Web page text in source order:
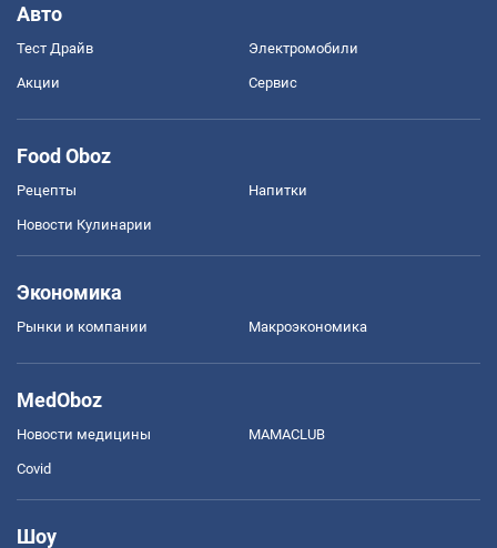
Авто
Тест Драйв Электромобили
Акции Сервис
Food Oboz
Рецепты Напитки
Новости Кулинарии
Экономика
Рынки и компании Mакроэкономика
MedOboz
Новости медицины MAMACLUB
Covid
Шоу